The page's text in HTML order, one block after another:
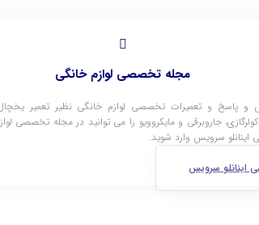
مجله تخصصی لوازم خانگی
و پاسخ و تعمیرات تخصصی لوازم خانگی نظیر تعمیر
جاروبرقی و مایکروویو را می توانید در مجله تخصصی
سرویس وارد شوید.
اینانلو سرویس